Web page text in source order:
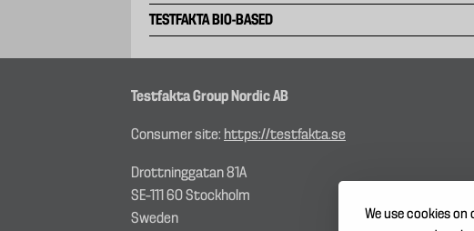
We use cookies on
TESTFAKTA BIO-BASED
Testfakta Group Nordic AB
Consumer site: https://testfakta.se
Drottninggatan 81A
SE–111 60 Stockholm
Sweden